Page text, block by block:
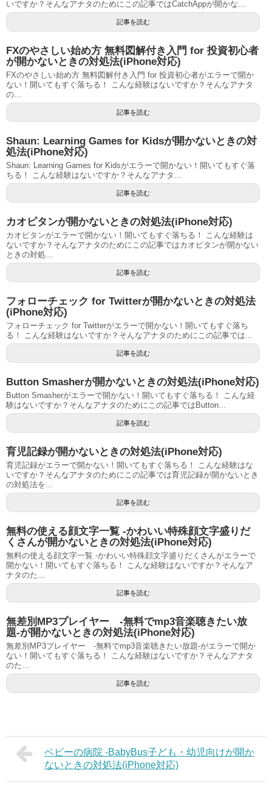
いですか？そんなアナタのためにこの記事ではCatchAppが開かな...
記事を読む
FXのやさしい始め方 無料図解付き入門 for 投資初心者
が開かないときの対処法(iPhone対応)
FXのやさしい始め方 無料図解付き入門 for 投資初心者がエラーで開か
ない！開いてもすぐ落ちる！ こんな経験はないですか？そんなアナタ
の...
記事を読む
Shaun: Learning Games for Kidsが開かないときの対
処法(iPhone対応)
Shaun: Learning Games for Kidsがエラーで開かない！開いてもすぐ落
ちる！ こんな経験はないですか？そんなアナタ...
記事を読む
カオピタンが開かないときの対処法(iPhone対応)
カオピタンがエラーで開かない！開いてもすぐ落ちる！ こんな経験は
ないですか？そんなアナタのためにこの記事ではカオピタンが開かない
ときの対処...
記事を読む
フォローチェック for Twitterが開かないときの対処法
(iPhone対応)
フォローチェック for Twitterがエラーで開かない！開いてもすぐ落ち
る！ こんな経験はないですか？そんなアナタのためにこの記事では...
記事を読む
Button Smasherが開かないときの対処法(iPhone対応)
Button Smasherがエラーで開かない！開いてもすぐ落ちる！ こんな経
験はないですか？そんなアナタのためにこの記事ではButton...
記事を読む
育児記録が開かないときの対処法(iPhone対応)
育児記録がエラーで開かない！開いてもすぐ落ちる！ こんな経験はな
いですか？そんなアナタのためにこの記事では育児記録が開かないとき
の対処法を...
記事を読む
無料の使える顔文字一覧 -かわいい特殊顔文字盛りだ
くさんが開かないときの対処法(iPhone対応)
無料の使える顔文字一覧 -かわいい特殊顔文字盛りだくさんがエラーで
開かない！開いてもすぐ落ちる！ こんな経験はないですか？そんなア
ナタのた...
記事を読む
無差別MP3プレイヤー -無料でmp3音楽聴きたい放
題-が開かないときの対処法(iPhone対応)
無差別MP3プレイヤー -無料でmp3音楽聴きたい放題-がエラーで開か
ない！開いてもすぐ落ちる！ こんな経験はないですか？そんなアナタ
のた...
記事を読む
ベビーの病院 -BabyBus子ども・幼児向けが開か
ないときの対処法(iPhone対応)